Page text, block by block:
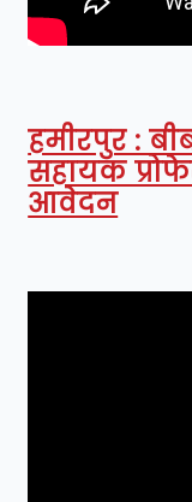
हमीरपुर :
सहायक
आवेदन